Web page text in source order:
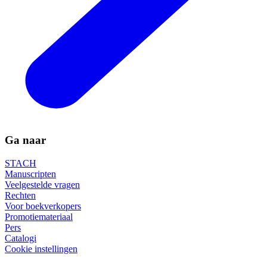
Ga naar
STACH
Manuscripten
Veelgestelde vragen
Rechten
Voor boekverkopers
Promotiemateriaal
Pers
Catalogi
Cookie instellingen